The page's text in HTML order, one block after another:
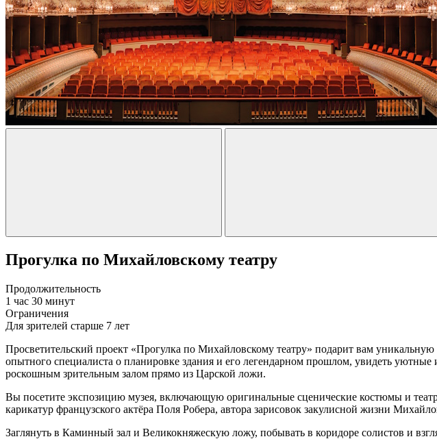
Прогулка по Михайловскому театру
Продолжительность
1 час 30 минут
Ограничения
Для зрителей старше 7 лет
Просветительский проект «Прогулка по Михайловскому театру» подарит вам
опытного специалиста о планировке здания и его легендарном прошлом, увидеть
роскошным зрительным залом прямо из Царской ложи.
Вы посетите экспозицию музея, включающую оригинальные сценические костюмы и
карикатур французского актёра Поля Робера, автора зарисовок закулисной жизни
Заглянуть в Каминный зал и Великокняжескую ложу, побывать в коридоре солистов и